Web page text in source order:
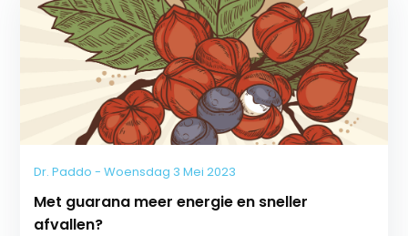
Dr. Paddo - Woensdag 3 Mei 2023
Met guarana meer energie en sneller
afvallen?